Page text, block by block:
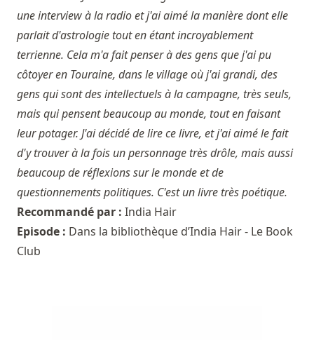
une interview à la radio et j'ai aimé la manière dont elle
parlait d'astrologie tout en étant incroyablement
terrienne. Cela m'a fait penser à des gens que j'ai pu
côtoyer en Touraine, dans le village où j'ai grandi, des
gens qui sont des intellectuels à la campagne, très seuls,
mais qui pensent beaucoup au monde, tout en faisant
leur potager. J'ai décidé de lire ce livre, et j'ai aimé le fait
d'y trouver à la fois un personnage très drôle, mais aussi
beaucoup de réflexions sur le monde et de
questionnements politiques. C'est un livre très poétique.
Recommandé par : India Hair
Episode : Dans la bibliothèque d’India Hair - Le Book
Club